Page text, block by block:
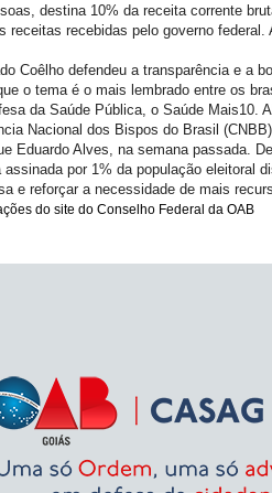
destina 10% da receita corrente
recebidas pelo governo
Coêlho defendeu a transparência e a
o tema é o mais lembrado entre os
da Saúde Pública, o Saúde Mais10.
Nacional dos Bispos do Brasil
Eduardo Alves, na semana passada.
por 1% da população
e reforçar a necessidade de mais
do site do Conselho Federal da OAB